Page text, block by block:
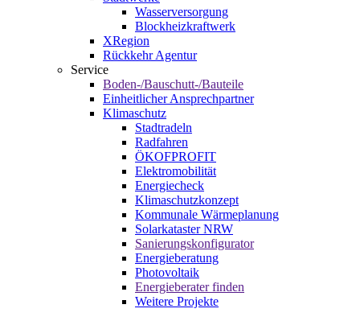
Wasserversorgung
Blockheizkraftwerk
XRegion
Rückkehr Agentur
Service
Boden-/Bauschutt-/Bauteile
Einheitlicher Ansprechpartner
Klimaschutz
Stadtradeln
Radfahren
ÖKOFPROFIT
Elektromobilität
Energiecheck
Klimaschutzkonzept
Kommunale Wärmeplanung
Solarkataster NRW
Sanierungskonfigurator
Energieberatung
Photovoltaik
Energieberater finden
Weitere Projekte